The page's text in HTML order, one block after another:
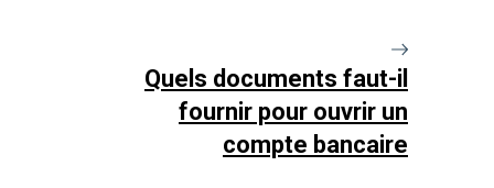
Quels documents faut-il
fournir pour ouvrir un
compte bancaire